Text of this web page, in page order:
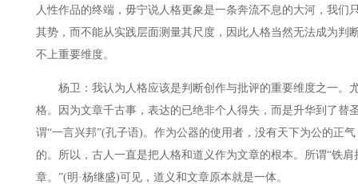
人性作品的终端，毋宁说人格更象是一条奔流不息的大河，我们
其势，而不能从实践层面测量其尺度，因此人格当然无法成为判
不上重要维度。
杨卫：我认为人格应该是判断创作与批评的重要维度之一。
格。因为文章千古事，表达的已绝非个人得失，而是升华到了替
谓“一言兴邦”(孔子语)。作为公器的使用者，没有天下为公的正
的。所以，古人一直是把人格和道义作为文章的根本。所谓“铁
章。”(明·杨继盛)可见，道义和文章原本就是一体。